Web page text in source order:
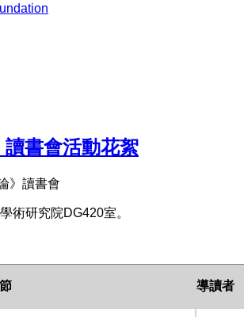
讀書會活動花絮
》讀書會
術研究院DG420室。
導讀者